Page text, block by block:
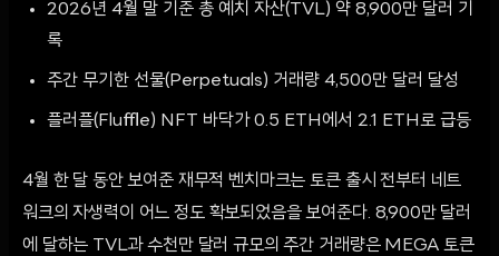
2026년 4월 말 기준 총 예치 자산(TVL) 약 8,900만 달러 기
록
주간 무기한 선물(Perpetuals) 거래량 4,500만 달러 달성
플러플(Fluffle) NFT 바닥가 0.5 ETH에서 2.1 ETH로 급등
4월 한 달 동안 보여준 재무적 벤치마크는 토큰 출시 전부터 네트
워크의 자생력이 어느 정도 확보되었음을 보여준다. 8,900만 달러
에 달하는 TVL과 수천만 달러 규모의 주간 거래량은 MEGA 토큰